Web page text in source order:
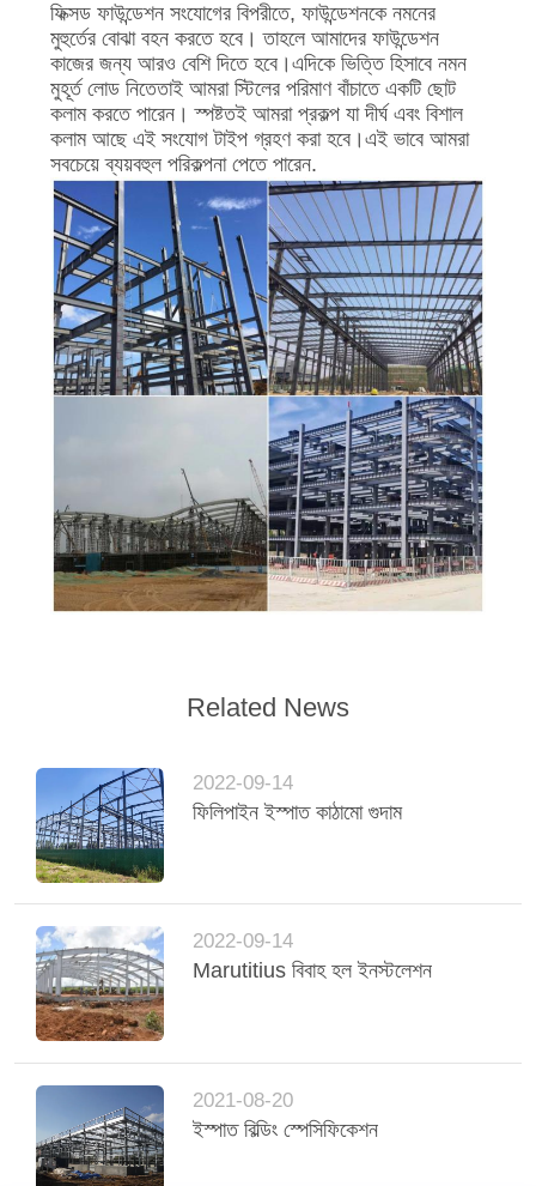
ফিক্সড ফাউন্ডেশন সংযোগের বিপরীতে, ফাউন্ডেশনকে নমনের
মুহুর্তের বোঝা বহন করতে হবে। তাহলে আমাদের ফাউন্ডেশন
কাজের জন্য আরও বেশি দিতে হবে।এদিকে ভিত্তি হিসাবে নমন
মুহূর্ত লোড নিতেতাই আমরা স্টিলের পরিমাণ বাঁচাতে একটি ছোট
কলাম করতে পারেন। স্পষ্টতই আমরা প্রকল্প যা দীর্ঘ এবং বিশাল
কলাম আছে এই সংযোগ টাইপ গ্রহণ করা হবে।এই ভাবে আমরা
সবচেয়ে ব্যয়বহুল পরিকল্পনা পেতে পারেন.
Related News
2022-09-14
ফিলিপাইন ইস্পাত কাঠামো গুদাম
2022-09-14
Marutitius বিবাহ হল ইনস্টলেশন
2021-08-20
ইস্পাত বিল্ডিং স্পেসিফিকেশন